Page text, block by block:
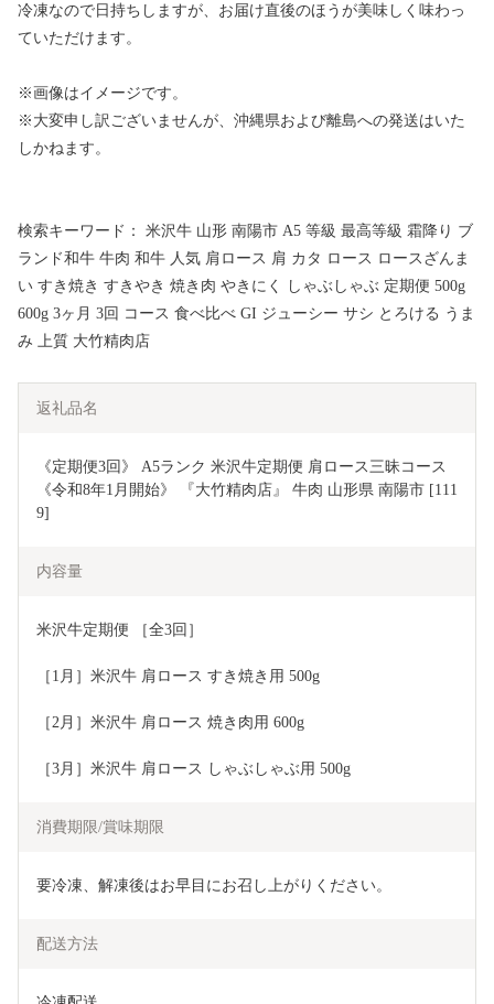
冷凍なので日持ちしますが、お届け直後のほうが美味しく味わっ
ていただけます。
※画像はイメージです。
※大変申し訳ございませんが、沖縄県および離島への発送はいた
しかねます。
検索キーワード： 米沢牛 山形 南陽市 A5 等級 最高等級 霜降り ブ
ランド和牛 牛肉 和牛 人気 肩ロース 肩 カタ ロース ロースざんま
い すき焼き すきやき 焼き肉 やきにく しゃぶしゃぶ 定期便 500g
600g 3ヶ月 3回 コース 食べ比べ GI ジューシー サシ とろける うま
み 上質 大竹精肉店
返礼品名
《定期便3回》 A5ランク 米沢牛定期便 肩ロース三昧コース
《令和8年1月開始》 『大竹精肉店』 牛肉 山形県 南陽市 [111
9]
内容量
米沢牛定期便 ［全3回］
［1月］米沢牛 肩ロース すき焼き用 500g
［2月］米沢牛 肩ロース 焼き肉用 600g
［3月］米沢牛 肩ロース しゃぶしゃぶ用 500g
消費期限/賞味期限
要冷凍、解凍後はお早目にお召し上がりください。
配送方法